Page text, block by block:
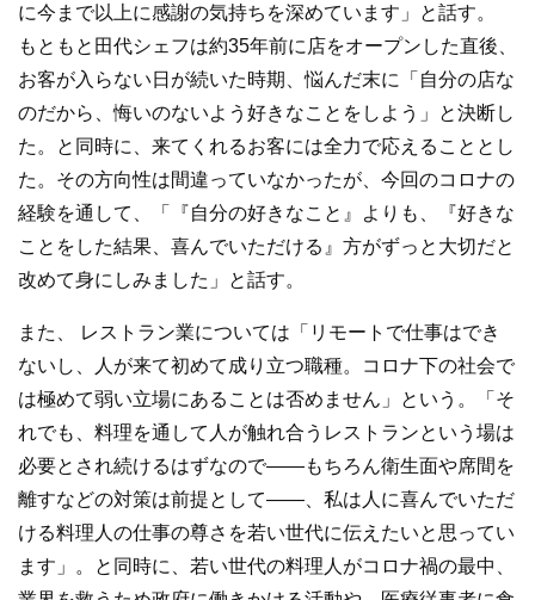
に今まで以上に感謝の気持ちを深めています」と話す。
もともと田代シェフは約35年前に店をオープンした直後、
お客が入らない日が続いた時期、悩んだ末に「自分の店な
のだから、悔いのないよう好きなことをしよう」と決断し
た。と同時に、来てくれるお客には全力で応えることとし
た。その方向性は間違っていなかったが、今回のコロナの
経験を通して、「『自分の好きなこと』よりも、『好きな
ことをした結果、喜んでいただける』方がずっと大切だと
改めて身にしみました」と話す。
また、 レストラン業については「リモートで仕事はでき
ないし、人が来て初めて成り立つ職種。コロナ下の社会で
は極めて弱い立場にあることは否めません」という。「そ
れでも、料理を通して人が触れ合うレストランという場は
必要とされ続けるはずなので――もちろん衛生面や席間を
離すなどの対策は前提として――、私は人に喜んでいただ
ける料理人の仕事の尊さを若い世代に伝えたいと思ってい
ます」。と同時に、若い世代の料理人がコロナ禍の最中、